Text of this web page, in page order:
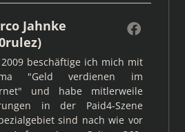
Jahnke
beschäftige ich mich mit
"Geld verdienen im
und habe mitlerweile
in der Paid4-Szene
sind nach wie vor